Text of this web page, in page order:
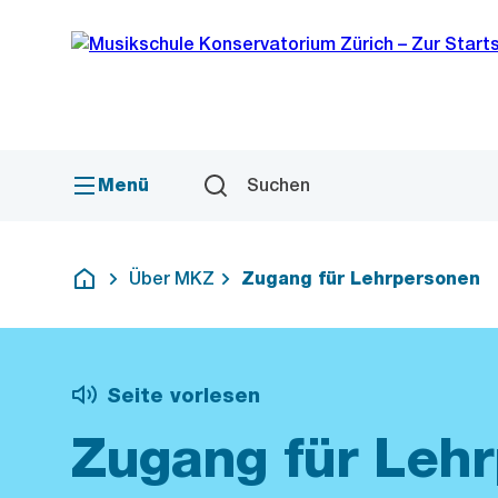
Navigation
Sprunglink
Menü Suchen
Deutsch
Über MKZ Zugang für Lehrpersonen
Seite vorlesen
Zugang für